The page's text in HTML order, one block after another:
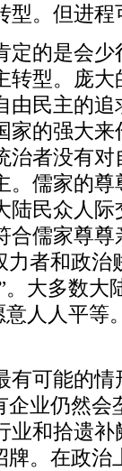
型。但进程
定的是会
转型。庞
由民主的
家的强大
治者没有
。儒家的
陆民众人
合儒家尊
力者和政治
。大多数大
意人人平等
有可能的
企业仍然会
业和拾遗
牌。在政